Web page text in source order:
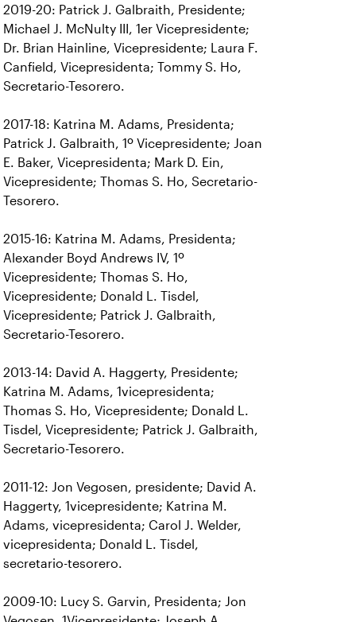
2019-20: Patrick J. Galbraith, Presidente;
Michael J. McNulty III, 1er Vicepresidente;
Dr. Brian Hainline, Vicepresidente; Laura F.
Canfield, Vicepresidenta; Tommy S. Ho,
Secretario-Tesorero.
2017-18: Katrina M. Adams, Presidenta;
Patrick J. Galbraith, 1º Vicepresidente; Joan
E. Baker, Vicepresidenta; Mark D. Ein,
Vicepresidente; Thomas S. Ho, Secretario-
Tesorero.
2015-16: Katrina M. Adams, Presidenta;
Alexander Boyd Andrews IV, 1º
Vicepresidente; Thomas S. Ho,
Vicepresidente; Donald L. Tisdel,
Vicepresidente; Patrick J. Galbraith,
Secretario-Tesorero.
2013-14: David A. Haggerty, Presidente;
Katrina M. Adams, 1vicepresidenta;
Thomas S. Ho, Vicepresidente; Donald L.
Tisdel, Vicepresidente; Patrick J. Galbraith,
Secretario-Tesorero.
2011-12: Jon Vegosen, presidente; David A.
Haggerty, 1vicepresidente; Katrina M.
Adams, vicepresidenta; Carol J. Welder,
vicepresidenta; Donald L. Tisdel,
secretario-tesorero.
2009-10: Lucy S. Garvin, Presidenta; Jon